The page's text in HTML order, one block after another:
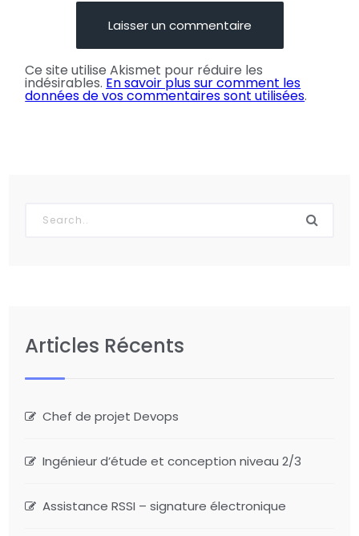
Ce site utilise Akismet pour réduire les
indésirables. En savoir plus sur comment les
données de vos commentaires sont utilisées.
Articles Récents
Chef de projet Devops
Ingénieur d’étude et conception niveau 2/3
Assistance RSSI – signature électronique